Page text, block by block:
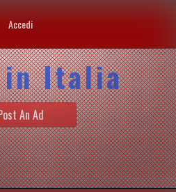
Accedi
in Italia
An Ad